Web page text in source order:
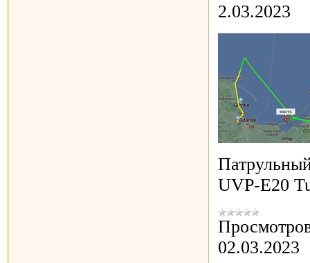
2.03.2023
UVP-E20
02.03.2023